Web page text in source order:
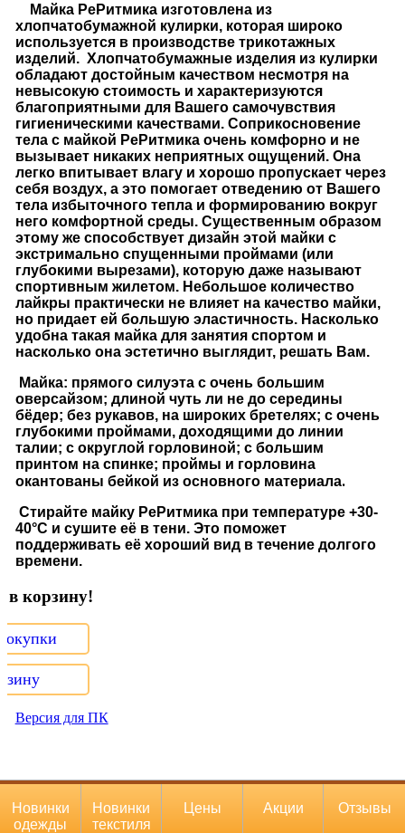
Майка РеРитмикаизготовлена из
хлопчатобумажной кулирки, которая широко
используется в производстве трикотажных
изделий. Хлопчатобумажные изделия из кулирки
обладают достойным качеством несмотря на
невысокую стоимость и характеризуются
благоприятными для Вашего самочувствия
гигиеническими качествами. Соприкосновение
тела с майкой РеРитмикаочень комфорно и не
вызывает никаких неприятных ощущений. Она
легко впитывает влагу и хорошо пропускает через
себя воздух, а это помогает отведению от Вашего
тела избыточного тепла и формированию вокруг
него комфортной среды. Существенным образом
этому же способствует дизайн этой майки с
экстримально спущенными проймами (или
глубокими вырезами), которую даже называют
спортивным жилетом. Небольшое количество
лайкры практически не влияет на качество майки,
но придает ей большую эластичность. Насколько
удобна такая майка для занятия спортом и
насколько она эстетично выглядит, решать Вам.
Майка: прямого силуэта с очень большим
оверсайзом; длиной чуть ли не до середины
бёдер; без рукавов, на широких бретелях; с очень
глубокими проймами, доходящими до линии
талии; с округлой горловиной; с большим
принтом на спинке; проймы и горловина
окантованы бейкой из основного материала.
Стирайте майку РеРитмикапри температуре +30-
40°С и сушите её в тени. Это поможет
поддерживать её хороший вид в течение долгого
времени.
в корзину!
Версия для ПК
Новинки
одежды
Новинки
текстиля
Цены Акции Отзывы
Мы используем cookie-файлы. Продолжая использовать наш